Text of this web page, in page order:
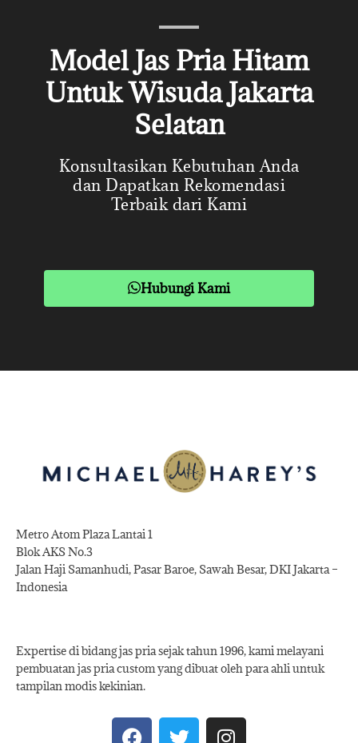
Model Jas Pria Hitam
Untuk Wisuda Jakarta
Selatan
Konsultasikan Kebutuhan Anda
dan Dapatkan Rekomendasi
Terbaik dari Kami
Hubungi Kami
Metro Atom Plaza Lantai 1
Blok AKS No.3
Jalan Haji Samanhudi, Pasar Baroe, Sawah Besar, DKI Jakarta –
Indonesia
Expertise di bidang jas pria sejak tahun 1996, kami melayani
pembuatan jas pria custom yang dibuat oleh para ahli untuk
tampilan modis kekinian.